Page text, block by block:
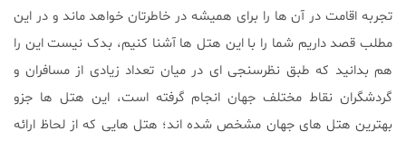
تجربه اقامت در آن‌ ها را برای همیشه در خاطرتان خواهد ماند و در این
مطلب قصد داریم شما را با این هتل ‌ها آشنا کنیم، بدک نیست این را
هم بدانید که طبق نظرسنجی‌ ای در میان تعداد زیادی از مسافران و
گردشگران نقاط مختلف جهان انجام گرفته است، این هتل ها جزو
بهترین هتل های جهان مشخص شده‌ اند؛ هتل‌ هایی که از لحاظ ارائه